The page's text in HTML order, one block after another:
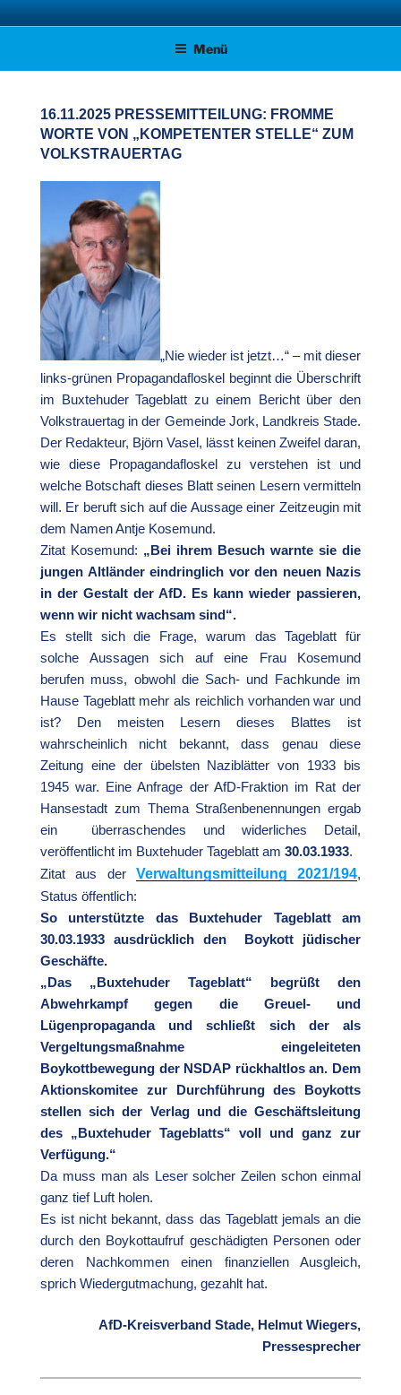
Zum
Inhalt AFD KREISVERBAND STADE
Menü
16.11.2025 PRESSEMITTEILUNG: FROMME
WORTE VON „KOMPETENTER STELLE“ ZUM
VOLKSTRAUERTAG
„Nie wieder ist jetzt…“ – mit dieser
links-grünen Propagandafloskel beginnt die Überschrift
im Buxtehuder Tageblatt zu einem Bericht über den
Volkstrauertag in der Gemeinde Jork, Landkreis Stade.
Der Redakteur, Björn Vasel, lässt keinen Zweifel daran,
wie diese Propagandafloskel zu verstehen ist und
welche Botschaft dieses Blatt seinen Lesern vermitteln
will. Er beruft sich auf die Aussage einer Zeitzeugin mit
dem Namen Antje Kosemund.
Zitat Kosemund: „Bei ihrem Besuch warnte sie die
jungen Altländer eindringlich vor den neuen Nazis
in der Gestalt der AfD. Es kann wieder passieren,
wenn wir nicht wachsam sind“.
Es stellt sich die Frage, warum das Tageblatt für
solche Aussagen sich auf eine Frau Kosemund
berufen muss, obwohl die Sach- und Fachkunde im
Hause Tageblatt mehr als reichlich vorhanden war und
ist? Den meisten Lesern dieses Blattes ist
wahrscheinlich nicht bekannt, dass genau diese
Zeitung eine der übelsten Naziblätter von 1933 bis
1945 war. Eine Anfrage der AfD-Fraktion im Rat der
Hansestadt zum Thema Straßenbenennungen ergab
ein überraschendes und widerliches Detail,
veröffentlicht im Buxtehuder Tageblatt am 30.03.1933.
Zitat aus der Verwaltungsmitteilung 2021/194,
Status öffentlich:
So unterstützte das Buxtehuder Tageblatt am
30.03.1933 ausdrücklich den Boykott jüdischer
Geschäfte.
„Das „Buxtehuder Tageblatt“ begrüßt den
Abwehrkampf gegen die Greuel- und
Lügenpropaganda und schließt sich der als
Vergeltungsmaßnahme eingeleiteten
Boykottbewegung der NSDAP rückhaltlos an. Dem
Aktionskomitee zur Durchführung des Boykotts
stellen sich der Verlag und die Geschäftsleitung
des „Buxtehuder Tageblatts“ voll und ganz zur
Verfügung.“
Da muss man als Leser solcher Zeilen schon einmal
ganz tief Luft holen.
Es ist nicht bekannt, dass das Tageblatt jemals an die
durch den Boykottaufruf geschädigten Personen oder
deren Nachkommen einen finanziellen Ausgleich,
sprich Wiedergutmachung, gezahlt hat.
AfD-Kreisverband Stade, Helmut Wiegers,
Pressesprecher